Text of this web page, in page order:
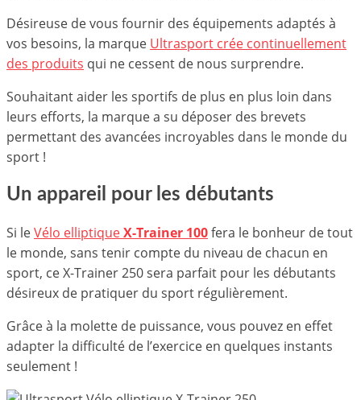
Désireuse de vous fournir des équipements adaptés à
vos besoins, la marque Ultrasport crée continuellement
des produits qui ne cessent de nous surprendre.
Souhaitant aider les sportifs de plus en plus loin dans
leurs efforts, la marque a su déposer des brevets
permettant des avancées incroyables dans le monde du
sport !
Un appareil pour les débutants
Si leVélo elliptiqueX-Trainer 100fera le bonheur de tout
le monde, sans tenir compte du niveau de chacun en
sport, ce X-Trainer 250 sera parfait pour les débutants
désireux de pratiquer du sport régulièrement.
Grâce à la molette de puissance, vous pouvez en effet
adapter la difficulté de l’exercice en quelques instants
seulement !